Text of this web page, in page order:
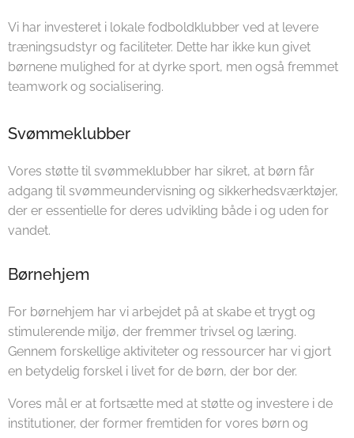
Vi har investeret i lokale fodboldklubber ved at levere
træningsudstyr og faciliteter. Dette har ikke kun givet
børnene mulighed for at dyrke sport, men også fremmet
teamwork og socialisering.
Svømmeklubber
Vores støtte til svømmeklubber har sikret, at børn får
adgang til svømmeundervisning og sikkerhedsværktøjer,
der er essentielle for deres udvikling både i og uden for
vandet.
Børnehjem
For børnehjem har vi arbejdet på at skabe et trygt og
stimulerende miljø, der fremmer trivsel og læring.
Gennem forskellige aktiviteter og ressourcer har vi gjort
en betydelig forskel i livet for de børn, der bor der.
Vores mål er at fortsætte med at støtte og investere i de
institutioner, der former fremtiden for vores børn og